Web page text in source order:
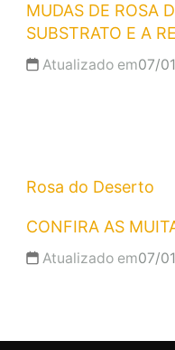
MUDAS DE ROSA
SUBSTRATO E A
Atualizado em07/
Rosa do Deserto
CONFIRA AS
Atualizado em07/